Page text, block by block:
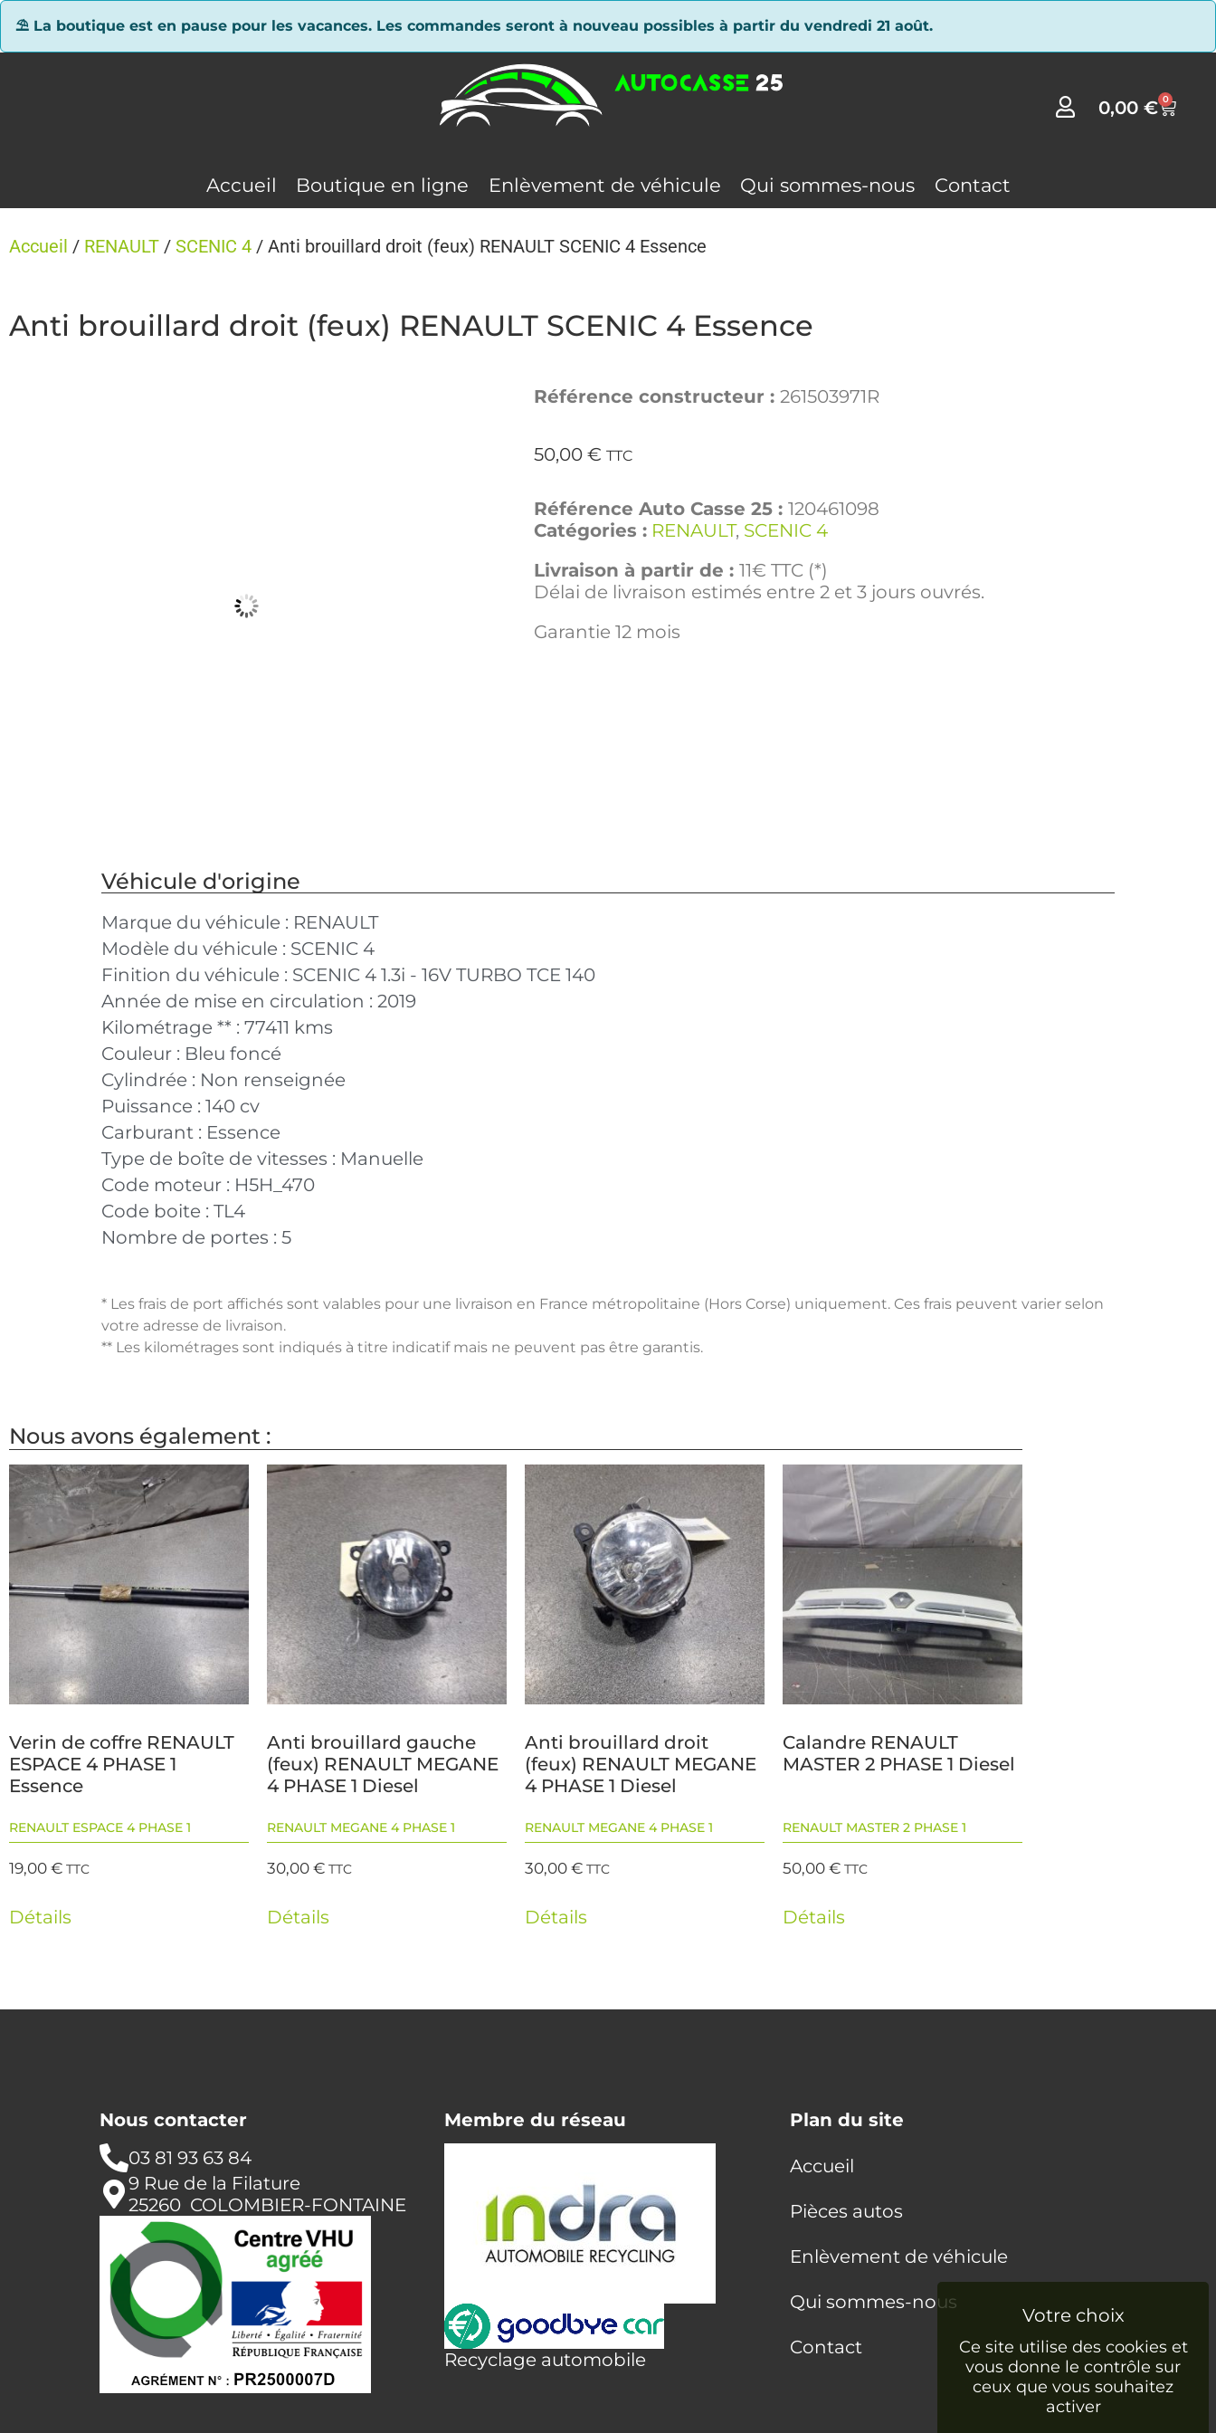
⛱ La boutique est en pause pour les vacances. Les commandes seront à nouveau possibles à partir du vendredi 21 août.
0,00€ 0
Accueil Boutique en ligne Enlèvement de véhicule Qui sommes-nous Contact
Accueil / RENAULT / SCENIC 4 / Anti brouillard droit (feux) RENAULT SCENIC 4 Essence
Anti brouillard droit (feux) RENAULT SCENIC 4 Essence
Référence constructeur : 261503971R
50,00 € TTC
Référence Auto Casse 25 : 120461098
Catégories : RENAULT, SCENIC 4
Livraison à partir de : 11€ TTC (*)
Délai de livraison estimés entre 2 et 3 jours ouvrés.
Garantie 12 mois
Véhicule d'origine
Marque du véhicule : RENAULT
Modèle du véhicule : SCENIC 4
Finition du véhicule : SCENIC 4 1.3i - 16V TURBO TCE 140
Année de mise en circulation : 2019
Kilométrage ** : 77411 kms
Couleur : Bleu foncé
Cylindrée : Non renseignée
Puissance : 140 cv
Carburant : Essence
Type de boîte de vitesses : Manuelle
Code moteur : H5H_470
Code boite : TL4
Nombre de portes : 5
* Les frais de port affichés sont valables pour une livraison en France métropolitaine (Hors Corse) uniquement. Ces frais peuvent varier selon
votre adresse de livraison.
** Les kilométrages sont indiqués à titre indicatif mais ne peuvent pas être garantis.
Nous avons également :
Verin de coffre RENAULT
ESPACE 4 PHASE 1
Essence
RENAULT ESPACE 4 PHASE 1
19,00€ TTC
Détails
Anti brouillard gauche
(feux) RENAULT MEGANE
4 PHASE 1 Diesel
RENAULT MEGANE 4 PHASE 1
30,00€ TTC
Détails
Anti brouillard droit
(feux) RENAULT MEGANE
4 PHASE 1 Diesel
RENAULT MEGANE 4 PHASE 1
30,00€ TTC
Détails
Calandre RENAULT
MASTER 2 PHASE 1 Diesel
RENAULT MASTER 2 PHASE 1
50,00€ TTC
Détails
Nous contacter
03 81 93 63 84
9 Rue de la Filature
25260 COLOMBIER-FONTAINE
Membre du réseau
Recyclage automobile
Plan du site
Accueil
Pièces autos
Enlèvement de véhicule
Qui sommes-nous
Contact
Panneau de gestion des cookies
Ce site utilise des cookies et
vous donne le contrôle sur
ceux que vous souhaitez
activer